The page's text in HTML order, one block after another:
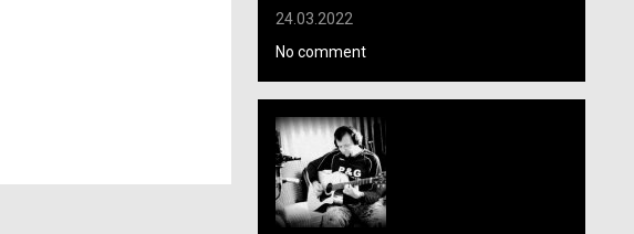
24.03.2022
No comment